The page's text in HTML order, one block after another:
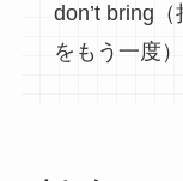
don’t bring
をもう一度）